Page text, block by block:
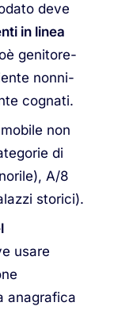
deve
in linea
genitore-
nonni-
cognati.
non
di
A/8
storici).
usare
anagrafica